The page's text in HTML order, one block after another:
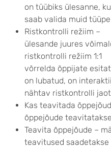
on tüübiks ülesanne,
saab valida muid tüüpe
Ristkontrolli režiim –
ülesande juures
ristkontrolli režiim 1:1
võrrelda õppijate
on lubatud, on
nähtav ristkontrolli
Kas teavitada
õppejõude
Teavita õppejõude –
teavitused saadetakse